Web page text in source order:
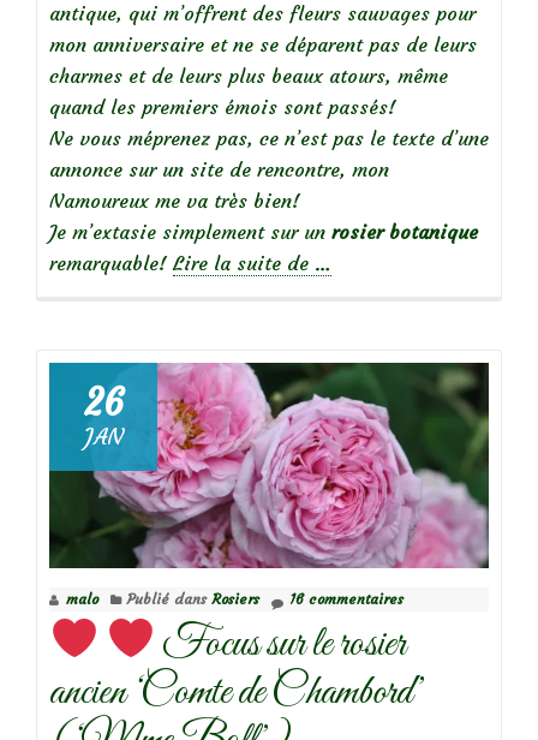
antique, qui m’offrent des fleurs sauvages pour
mon anniversaire et ne se déparent pas de leurs
charmes et de leurs plus beaux atours, même
quand les premiers émois sont passés!
Ne vous méprenez pas, ce n’est pas le texte d’une
annonce sur un site de rencontre, mon
Namoureux me va très bien!
Je m’extasie simplement sur un rosier botanique
remarquable! Lire la suite de à
Rosa
Glauca
et
son
remarquable
feuillage
gris-
bronze
…
26
JAN
malo Publié dans Rosiers 16 commentaires
Focus sur le rosier
ancien ‘Comte de Chambord’